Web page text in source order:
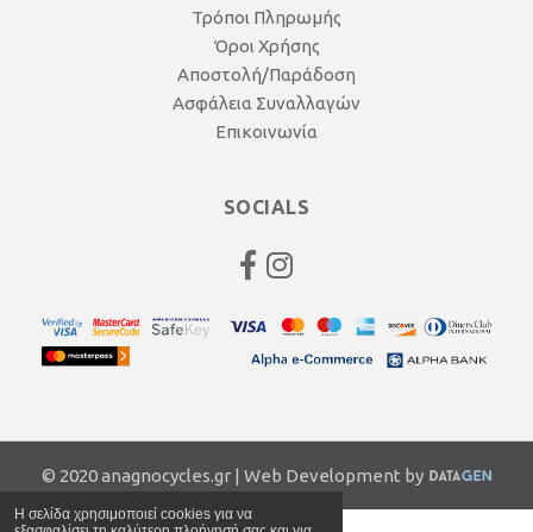
Η σελίδα χρησιμοποιεί cookies για να
Τρόποι Πληρωμής
Όροι Χρήσης
Αποστολή/Παράδοση
Ασφάλεια Συναλλαγών
Επικοινωνία
SOCIALS
© 2020 anagnocycles.gr | Web Development by